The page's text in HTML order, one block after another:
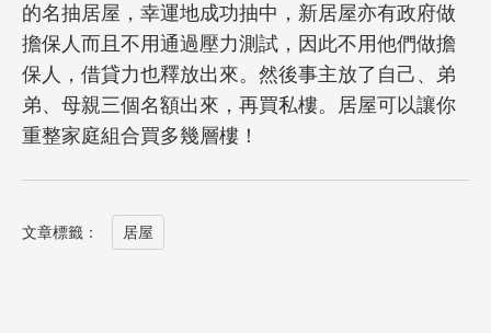
的名抽居屋，幸運地成功抽中，新居屋亦有政府做
擔保人而且不用通過壓力測試，因此不用他們做擔
保人，借貸力也釋放出來。然後事主放了自己、弟
弟、母親三個名額出來，再買私樓。居屋可以讓你
重整家庭組合買多幾層樓！
文章標籤： 居屋